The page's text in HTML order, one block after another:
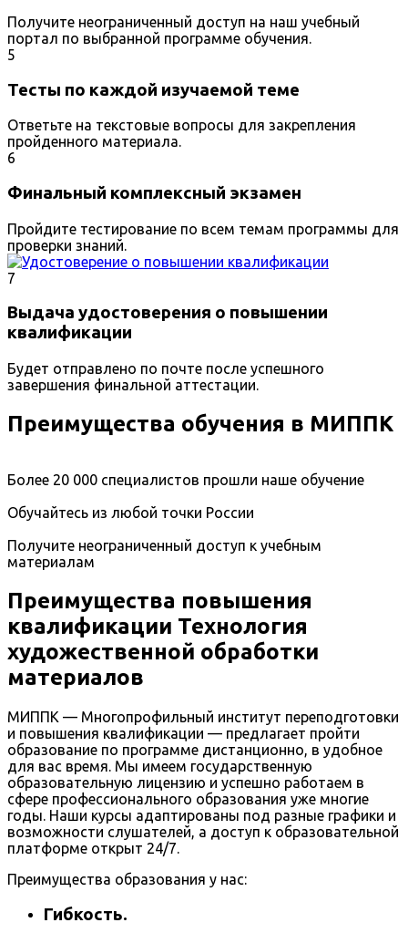
Получите неограниченный доступ на наш учебный
портал по выбранной программе обучения.
5
Тесты по каждой изучаемой теме
Ответьте на текстовые вопросы для закрепления
пройденного материала.
6
Финальный комплексный экзамен
Пройдите тестирование по всем темам программы для
проверки знаний.
7
Выдача удостоверения о повышении
квалификации
Будет отправлено по почте после успешного
завершения финальной аттестации.
Преимущества обучения в МИППК
Более 20 000 специалистов прошли наше обучение
Обучайтесь из любой точки России
Получите неограниченный доступ к учебным
материалам
Преимущества повышения
квалификации Технология
художественной обработки
материалов
МИППК — Многопрофильный институт переподготовки
и повышения квалификации — предлагает пройти
образование по программе дистанционно, в удобное
для вас время. Мы имеем государственную
образовательную лицензию и успешно работаем в
сфере профессионального образования уже многие
годы. Наши курсы адаптированы под разные графики и
возможности слушателей, а доступ к образовательной
платформе открыт 24/7.
Преимущества образования у нас:
Гибкость.